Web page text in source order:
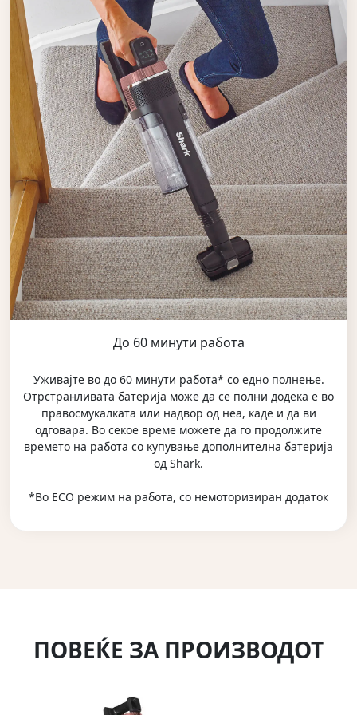
До 60 минути работа
Уживајте во до 60 минути работа* со едно полнење.
Отрстранливата батерија може да се полни додека е во
правосмукалката или надвор од неа, каде и да ви
одговара. Во секое време можете да го продолжите
времето на работа со купување дополнителна батерија
од Shark.
*Во ECO режим на работа, со немоторизиран додаток
ПОВЕЌЕ ЗА ПРОИЗВОДОТ